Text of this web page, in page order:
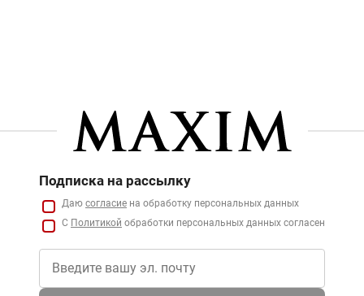
Подписка на рассылку
Даю согласие на обработку персональных данных
С Политикой обработки персональных данных согласен